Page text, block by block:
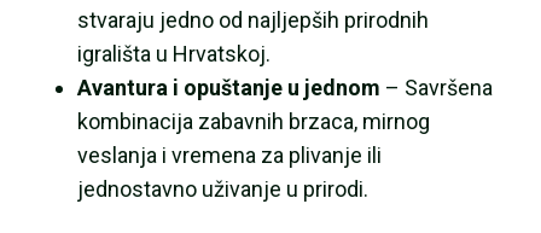
stvaraju jedno od najljepših prirodnih
igrališta u Hrvatskoj.
Avantura i opuštanje u jednom – Savršena
kombinacija zabavnih brzaca, mirnog
veslanja i vremena za plivanje ili
jednostavno uživanje u prirodi.